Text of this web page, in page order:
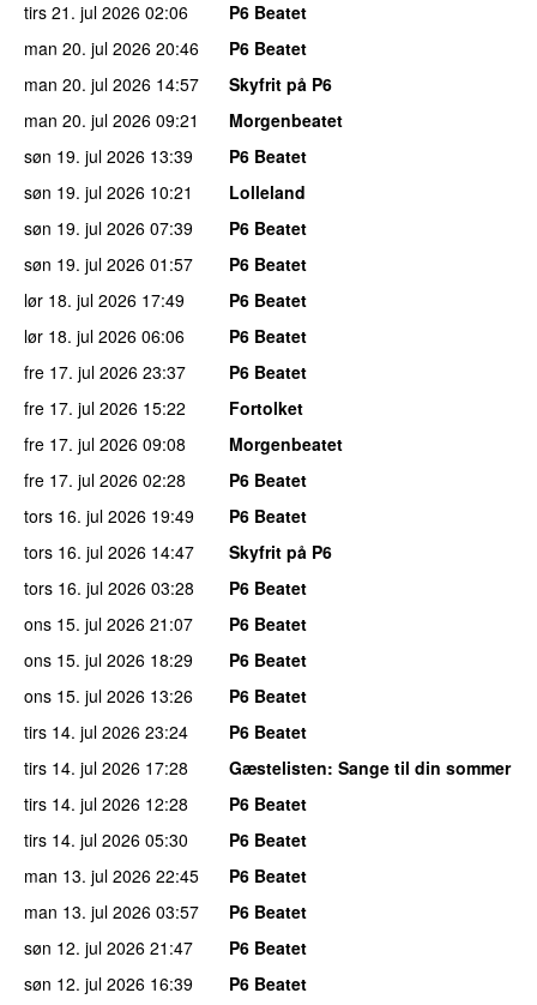
tirs 21. jul 2026 02:06
P6 Beatet
man 20. jul 2026 20:46
P6 Beatet
man 20. jul 2026 14:57
Skyfrit på P6
man 20. jul 2026 09:21
Morgenbeatet
søn 19. jul 2026 13:39
P6 Beatet
søn 19. jul 2026 10:21
Lolleland
søn 19. jul 2026 07:39
P6 Beatet
søn 19. jul 2026 01:57
P6 Beatet
lør 18. jul 2026 17:49
P6 Beatet
lør 18. jul 2026 06:06
P6 Beatet
fre 17. jul 2026 23:37
P6 Beatet
fre 17. jul 2026 15:22
Fortolket
fre 17. jul 2026 09:08
Morgenbeatet
fre 17. jul 2026 02:28
P6 Beatet
tors 16. jul 2026 19:49
P6 Beatet
tors 16. jul 2026 14:47
Skyfrit på P6
tors 16. jul 2026 03:28
P6 Beatet
ons 15. jul 2026 21:07
P6 Beatet
ons 15. jul 2026 18:29
P6 Beatet
ons 15. jul 2026 13:26
P6 Beatet
tirs 14. jul 2026 23:24
P6 Beatet
tirs 14. jul 2026 17:28 Gæstelisten: Sange til din sommer
tirs 14. jul 2026 12:28
P6 Beatet
tirs 14. jul 2026 05:30
P6 Beatet
man 13. jul 2026 22:45
P6 Beatet
man 13. jul 2026 03:57
P6 Beatet
søn 12. jul 2026 21:47
P6 Beatet
søn 12. jul 2026 16:39
P6 Beatet